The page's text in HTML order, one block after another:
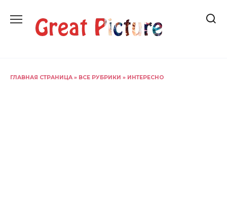
содержанию
ГЛАВНАЯ СТРАНИЦА » ВСЕ РУБРИКИ » ИНТЕРЕСНО